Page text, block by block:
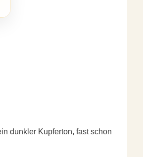
dunkler Kupferton, fast schon